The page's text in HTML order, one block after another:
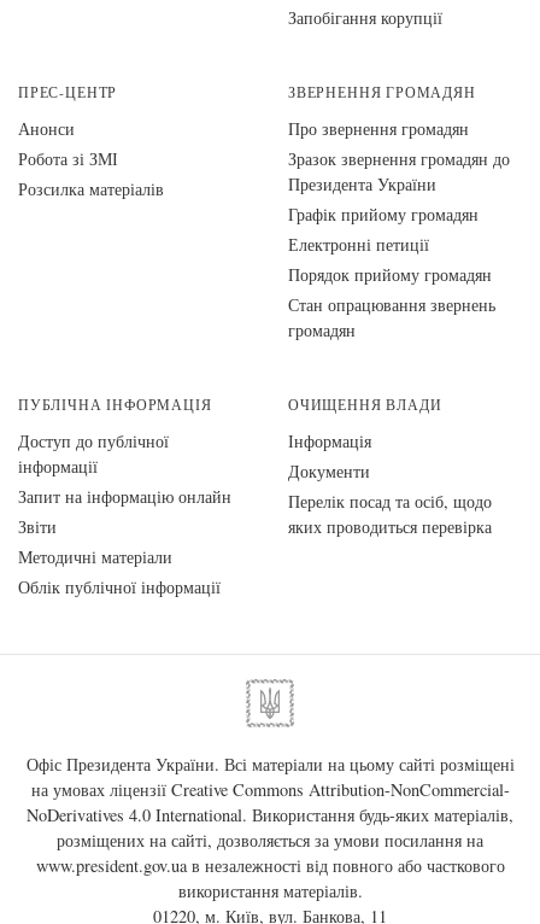
Запобігання корупції
ПРЕС-ЦЕНТР
Анонси
Робота зі ЗМІ
Розсилка матеріалів
ЗВЕРНЕННЯ ГРОМАДЯН
Про звернення громадян
Зразок звернення громадян до
Президента України
Графік прийому громадян
Електронні петиції
Порядок прийому громадян
Стан опрацювання звернень
громадян
ПУБЛІЧНА ІНФОРМАЦІЯ
Доступ до публічної
інформації
Запит на інформацію онлайн
Звіти
Методичні матеріали
Облік публічної інформації
ОЧИЩЕННЯ ВЛАДИ
Інформація
Документи
Перелік посад та осіб, щодо
яких проводиться перевірка
Офіс Президента України. Всі матеріали на цьому сайті розміщені
на умовах ліцензії Creative Commons Attribution-NonCommercial-
NoDerivatives 4.0 International. Використання будь-яких матеріалів,
розміщених на сайті, дозволяється за умови посилання на
www.president.gov.uaв незалежності від повного або часткового
використання матеріалів.
01220, м. Київ, вул. Банкова, 11